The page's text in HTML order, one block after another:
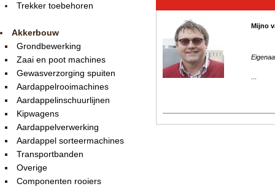
Trekker toebehoren
Akkerbouw
Grondbewerking
Zaai en poot machines
Gewasverzorging spuiten
Aardappelrooimachines
Aardappelinschuurlijnen
Kipwagens
Aardappelverwerking
Aardappel sorteermachines
Transportbanden
Overige
Componenten rooiers
Mijno